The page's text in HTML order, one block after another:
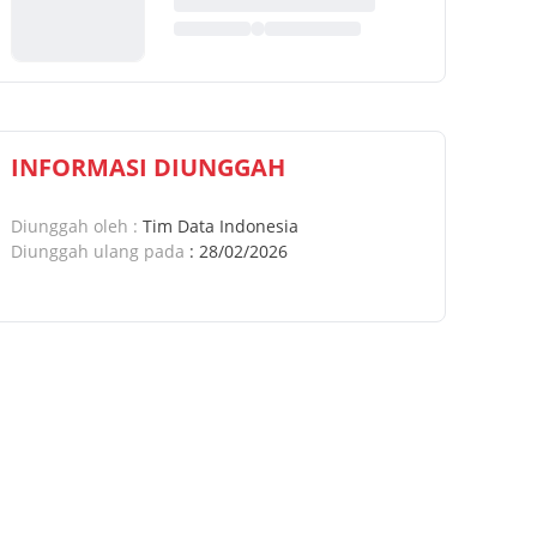
INFORMASI DIUNGGAH
Diunggah oleh : Tim Data Indonesia
Diunggah ulang pada : 28/02/2026